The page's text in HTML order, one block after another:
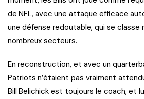
de NFL, avec une attaque efficace
une défense redoutable, qui se classe
nombreux secteurs.
En reconstruction, et avec un
Patriots n’étaient pas vraiment
Bill Belichick est toujours le coach, et